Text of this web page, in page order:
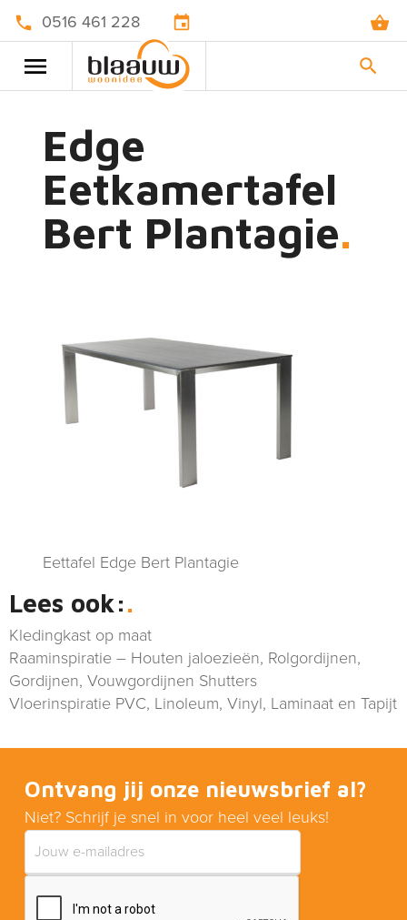
0516 461 228
Edge
Eetkamertafel
Bert Plantagie
Eettafel Edge Bert Plantagie
Lees ook:
Kledingkast op maat
Raaminspiratie – Houten jaloezieën, Rolgordijnen,
Gordijnen, Vouwgordijnen Shutters
Vloerinspiratie PVC, Linoleum, Vinyl, Laminaat en Tapijt
Ontvang jij onze nieuwsbrief al?
Niet? Schrijf je snel in voor heel veel leuks!